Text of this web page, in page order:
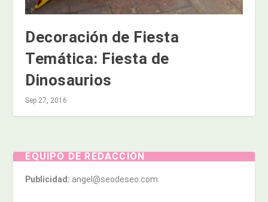
Decoración de Fiesta
Temática: Fiesta de
Dinosaurios
Sep 27, 2016
EQUIPO DE REDACCIÓN
Publicidad: angel@seodeseo.com